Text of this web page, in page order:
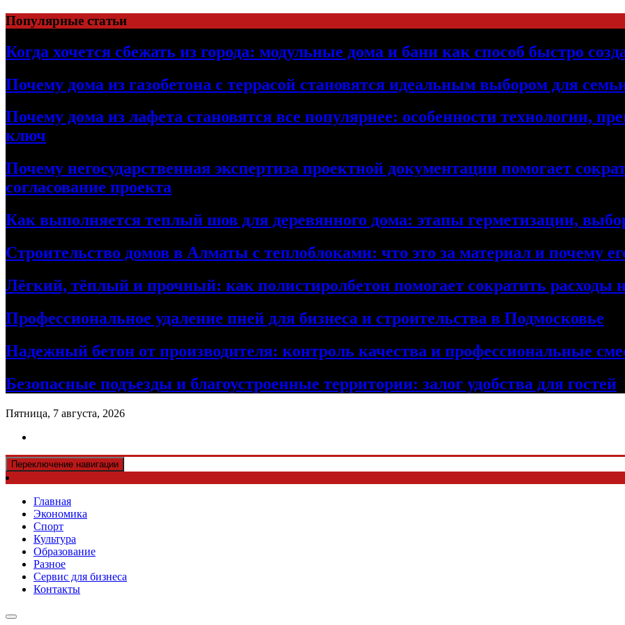
Перейти
к
содержимому
Популярные статьи
Когда хочется сбежать из города: модульные дома и бани как способ быстро
Почему дома из газобетона с террасой становятся идеальным выбором для
Почему дома из лафета становятся все популярнее: особенности технологии,
ключ
Почему негосударственная экспертиза проектной документации помогает
согласование проекта
Как выполняется теплый шов для деревянного дома: этапы герметизации,
Строительство домов в Алматы с теплоблоками: что это за материал и почему
Лёгкий, тёплый и прочный: как полистиролбетон помогает сократить расходы
Профессиональное удаление пней для бизнеса и строительства в Подмосковье
Надежный бетон от производителя: контроль качества и профессиональные
Безопасные подъезды и благоустроенные территории: залог удобства для гостей
Пятница, 7 августа, 2026
Переключение навигации
Главная
Экономика
Спорт
Культура
Образование
Разное
Сервис для бизнеса
Контакты